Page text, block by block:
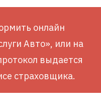
онлайн
Авто», или на
выдается
страховщика.